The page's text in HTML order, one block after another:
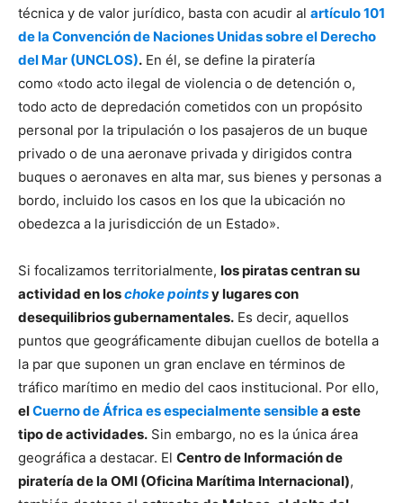
técnica y de valor jurídico, basta con acudir al artículo 101
de la Convención de Naciones Unidas sobre el Derecho
del Mar (UNCLOS). En él, se define la piratería
como «todo acto ilegal de violencia o de detención o,
todo acto de depredación cometidos con un propósito
personal por la tripulación o los pasajeros de un buque
privado o de una aeronave privada y dirigidos contra
buques o aeronaves en alta mar, sus bienes y personas a
bordo, incluido los casos en los que la ubicación no
obedezca a la jurisdicción de un Estado».
Si focalizamos territorialmente, los piratas centran su
actividad en loschoke pointsy lugares con
desequilibrios gubernamentales. Es decir, aquellos
puntos que geográficamente dibujan cuellos de botella a
la par que suponen un gran enclave en términos de
tráfico marítimo en medio del caos institucional. Por ello,
elCuerno de África es especialmente sensiblea este
tipo de actividades. Sin embargo, no es la única área
geográfica a destacar. El Centro de Información de
piratería de la OMI (Oficina Marítima Internacional),